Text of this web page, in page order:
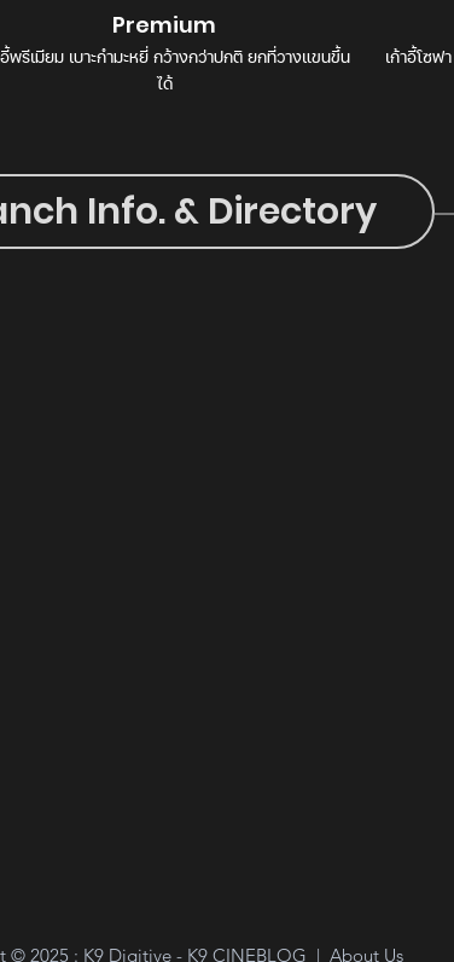
Premium
อี้พรีเมียม เบาะกำมะหยี่ กว้างกว่าปกติ ยกที่วางแขนขึ้น
ได้
เก้าอี้โซฟ
Info. & Directory
© 2025 : K9 Digitive - K9 CINEBLOG | About Us